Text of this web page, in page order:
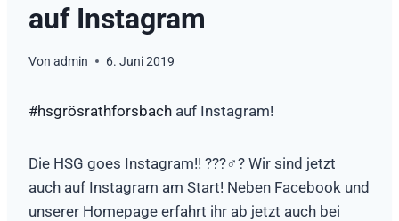
auf Instagram
Von admin 6. Juni 2019
#hsgrösrathforsbach auf Instagram!
Die HSG goes Instagram!! ???‍♂️? Wir sind jetzt
auch auf Instagram am Start! Neben Facebook und
unserer Homepage erfahrt ihr ab jetzt auch bei